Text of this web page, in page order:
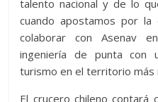
talento nacional y de lo
cuando apostamos por la
colaborar con Asenav
ingeniería de punta con
turismo en el territorio más
El crucero chileno contará